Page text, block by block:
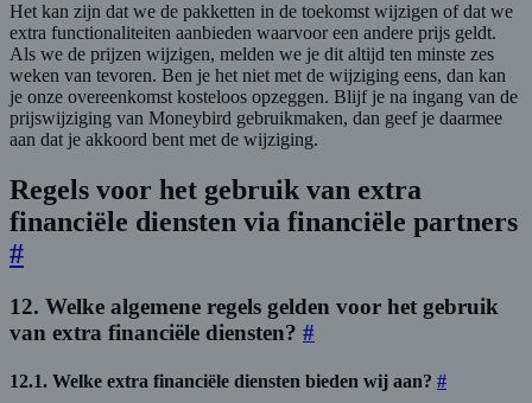
Het kan zijn dat we de pakketten in de toekomst wijzigen of dat we
extra functionaliteiten aanbieden waarvoor een andere prijs geldt.
Als we de prijzen wijzigen, melden we je dit altijd ten minste zes
weken van tevoren. Ben je het niet met de wijziging eens, dan kan
je onze overeenkomst kosteloos opzeggen. Blijf je na ingang van de
prijswijziging van Moneybird gebruikmaken, dan geef je daarmee
aan dat je akkoord bent met de wijziging.
Regels voor het gebruik van extra
financiële diensten via financiële partners
#
12. Welke algemene regels gelden voor het gebruik
van extra financiële diensten? #
12.1. Welke extra financiële diensten bieden wij aan? #